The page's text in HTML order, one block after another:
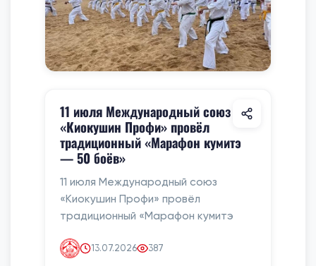
11 июля Международный союз
«Киокушин Профи» провёл
традиционный «Марафон кумитэ
— 50 боёв»
11 июля Международный союз
«Киокушин Профи» провёл
традиционный «Марафон кумитэ
13.07.2026 387